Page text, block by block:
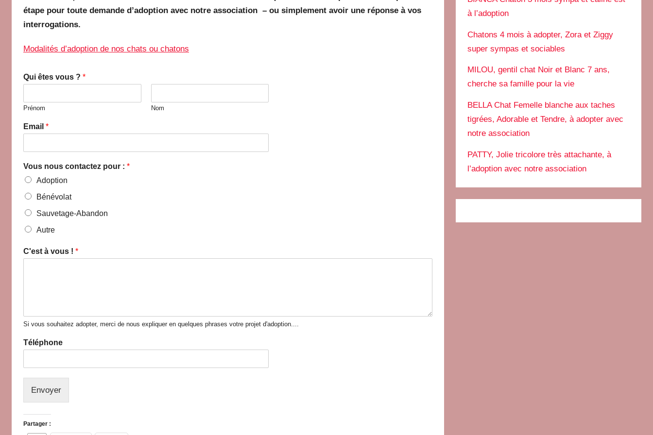
Paris
étape pour toute demande d’adoption avec notre association – ou simplement avoir une réponse à vos
interrogations.
Modalités d’adoption de nos chats ou chatons
Qui êtes vous ? *
Prénom Nom
à
E
a
l
Q
i
Email *
Vous nous contactez pour : *
Adoption
Bénévolat
Sauvetage-Abandon
Autre
C'est à vous ! *
Si vous souhaitez adopter, merci de nous expliquer en quelques phrases votre projet d'adoption....
Téléphone
Envoyer
Partager :
à l’adoption
Chatons 4 mois à adopter, Zora et Ziggy
super sympas et sociables
MILOU, gentil chat Noir et Blanc 7 ans,
cherche sa famille pour la vie
BELLA Chat Femelle blanche aux taches
tigrées, Adorable et Tendre, à adopter avec
notre association
PATTY, Jolie tricolore très attachante, à
l’adoption avec notre association